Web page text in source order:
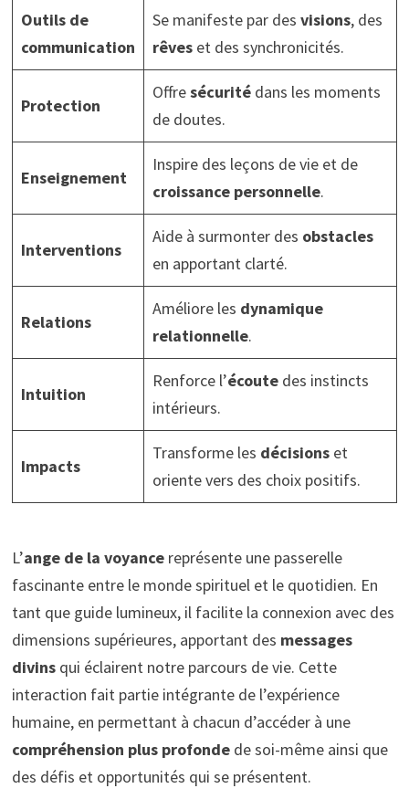
Outils de
communication
Se manifeste par des visions, des
rêveset des synchronicités.
Protection
Offresécuritédans les moments
de doutes.
Enseignement
Inspire des leçons de vie et de
croissance personnelle.
Interventions
Aide à surmonter des obstacles
en apportant clarté.
Relations
Améliore les dynamique
relationnelle.
Intuition
Renforce l’écoutedes instincts
intérieurs.
Impacts
Transforme les décisionset
oriente vers des choix positifs.
L’ange de la voyancereprésente une passerelle
fascinante entre le monde spirituel et le quotidien. En
tant que guide lumineux, il facilite la connexion avec des
dimensions supérieures, apportant des messages
divinsqui éclairent notre parcours de vie. Cette
interaction fait partie intégrante de l’expérience
humaine, en permettant à chacun d’accéder à une
compréhension plus profondede soi-même ainsi que
des défis et opportunités qui se présentent.